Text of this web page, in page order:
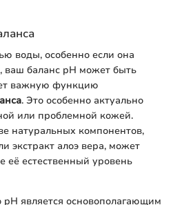
воды, особенно если она
ваш баланс pH может быть
важную функцию
. Это особенно актуально
или проблемной кожей.
натуральных компонентов,
экстракт алоэ вера, может
её естественный уровень
является основополагающим